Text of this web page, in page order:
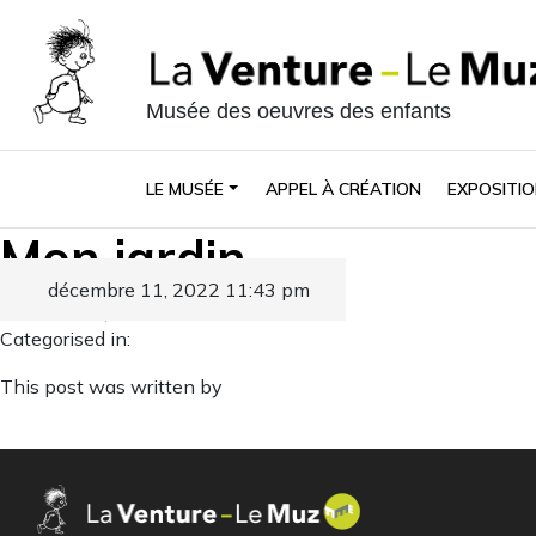
Musée des oeuvres des enfants
LE MUSÉE APPEL À CRÉATION
Mon jardin
décembre 11, 2022 11:43 pm
Categorised in:
This post was written by